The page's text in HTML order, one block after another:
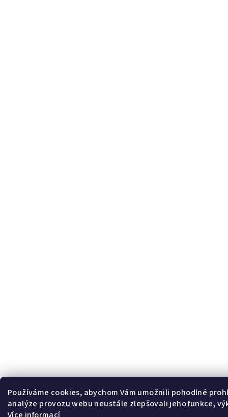
Používáme cookies, abychom Vám umožnili pohodlné
analýze provozu webu neustále zlepšovali jeho funkce,